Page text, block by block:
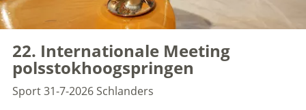
22. Internationale Meeting
polsstokhoogspringen
Sport31-7-2026Schlanders